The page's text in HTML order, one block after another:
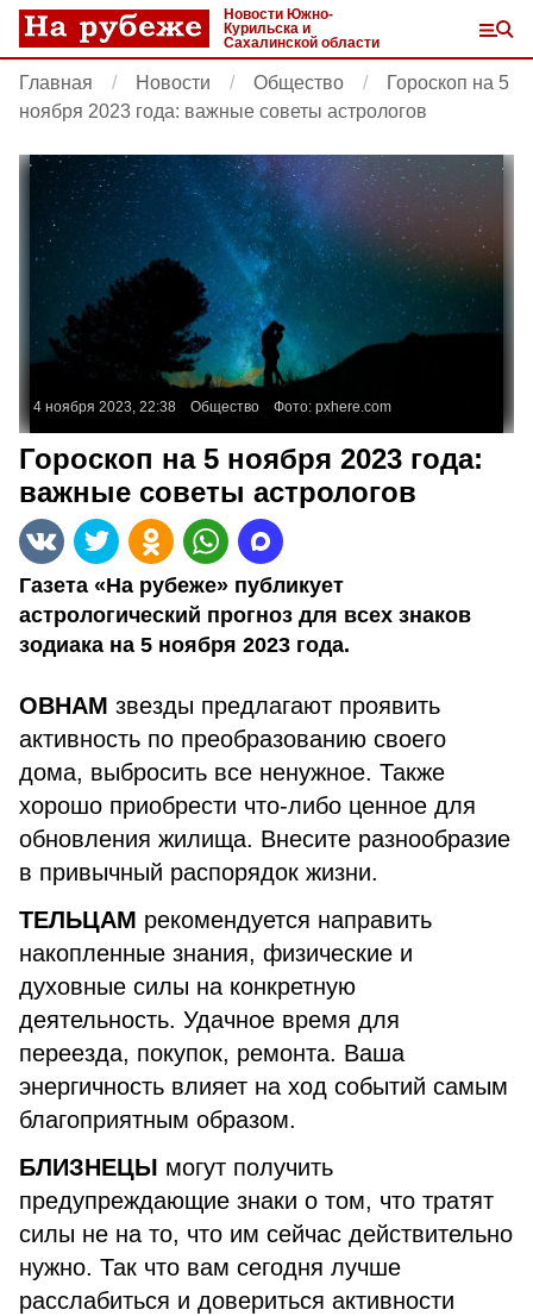
Новости Южно-
Курильска и
Сахалинской области
Главная Новости Общество
Гороскоп на 5
ноября 2023 года: важные советы астрологов
4 ноября 2023, 22:38 Общество Фото: pxhere.com
Гороскоп на 5 ноября 2023 года:
важные советы астрологов
Газета «На рубеже» публикует
астрологический прогноз для всех знаков
зодиака на 5 ноября 2023 года.
ОВНАМ звезды предлагают проявить
активность по преобразованию своего
дома, выбросить все ненужное. Также
хорошо приобрести что-либо ценное для
обновления жилища. Внесите разнообразие
в привычный распорядок жизни.
ТЕЛЬЦАМ рекомендуется направить
накопленные знания, физические и
духовные силы на конкретную
деятельность. Удачное время для
переезда, покупок, ремонта. Ваша
энергичность влияет на ход событий самым
благоприятным образом.
БЛИЗНЕЦЫ могут получить
предупреждающие знаки о том, что тратят
силы не на то, что им сейчас действительно
нужно. Так что вам сегодня лучше
расслабиться и довериться активности